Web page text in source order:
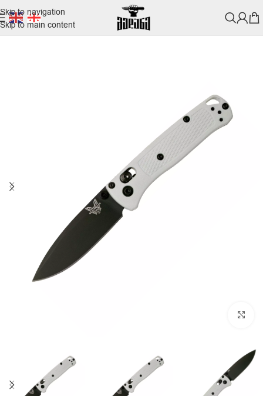
Skip to navigation
Skip to main content